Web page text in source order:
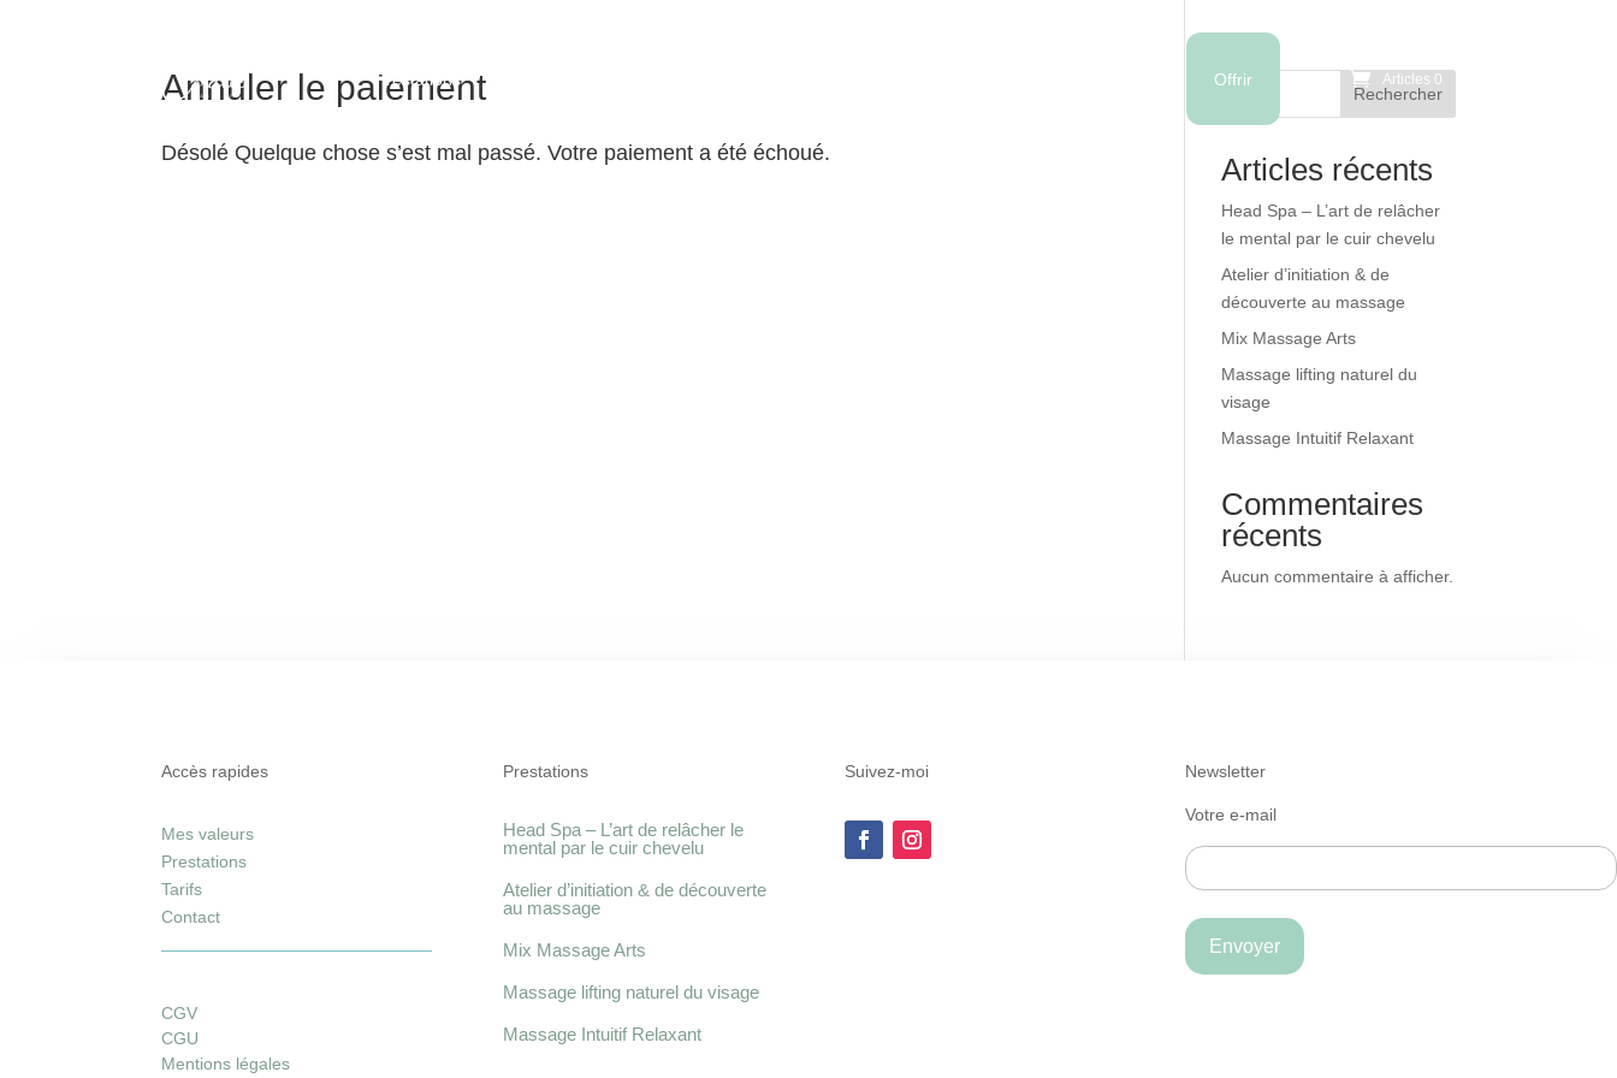
Prestations Offrir Articles 0
Annuler le paiement
Désolé Quelque chose s’est mal passé. Votre paiement a été échoué.
Rechercher
Articles récents
Head Spa – L’art de relâcher
le mental par le cuir chevelu
Atelier d’initiation & de
découverte au massage
Mix Massage Arts
Massage lifting naturel du
visage
Massage Intuitif Relaxant
Commentaires
récents
Aucun commentaire à afficher.
Accès rapides
Mes valeurs
Prestations
Tarifs
Contact
CGV
CGU
Mentions légales
Prestations
Head Spa – L’art de relâcher le
mental par le cuir chevelu
Atelier d’initiation & de découverte
au massage
Mix Massage Arts
Massage lifting naturel du visage
Massage Intuitif Relaxant
Suivez-moi Newsletter
Votre e-mail
Envoyer